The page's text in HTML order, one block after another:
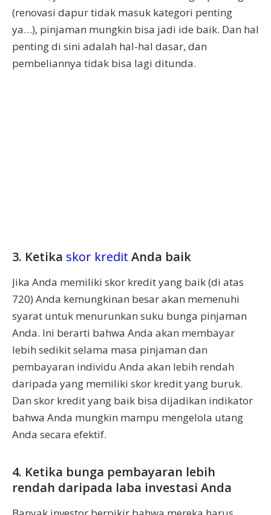
(renovasi dapur tidak masuk kategori penting
ya…), pinjaman mungkin bisa jadi ide baik. Dan hal
penting di sini adalah hal-hal dasar, dan
pembeliannya tidak bisa lagi ditunda.
3. Ketika skor kredit Anda baik
Jika Anda memiliki skor kredit yang baik (di atas
720) Anda kemungkinan besar akan memenuhi
syarat untuk menurunkan suku bunga pinjaman
Anda. Ini berarti bahwa Anda akan membayar
lebih sedikit selama masa pinjaman dan
pembayaran individu Anda akan lebih rendah
daripada yang memiliki skor kredit yang buruk.
Dan skor kredit yang baik bisa dijadikan indikator
bahwa Anda mungkin mampu mengelola utang
Anda secara efektif.
4. Ketika bunga pembayaran lebih
rendah daripada laba investasi Anda